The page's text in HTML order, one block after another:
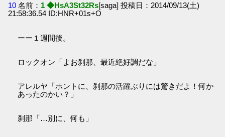
10 名前： 1 ◆HsA3St32Rs[saga] 投稿日：2014/09/13(土)
21:58:36.54 ID:HNR+01s+O
ーー１週間後。
ロックオン「よお刹那、最近絶好調だな」
アレルヤ「ホントに、刹那の活躍ぶりには驚きだよ！何か
あったのかい？」
刹那「…別に、何も」